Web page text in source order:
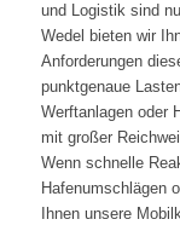
und Logistik sind
Wedel bieten wir
Anforderungen
punktgenaue
Werftanlagen oder
mit großer
Wenn schnelle
Hafenumschlägen
Ihnen unsere